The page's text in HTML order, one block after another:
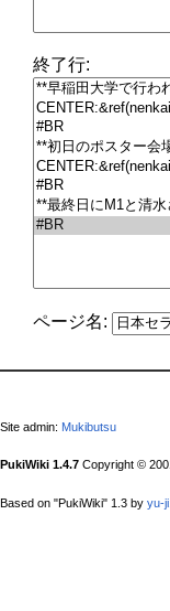
終了行:
ページ名:
Site admin: Mukibutsu
PukiWiki 1.4.7 Copyright ©
Based on "PukiWiki" 1.3 by yu-ji